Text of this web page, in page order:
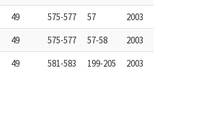
49 575-577 57
2003
49 575-577 57-58
2003
49 581-583 199-205 2003